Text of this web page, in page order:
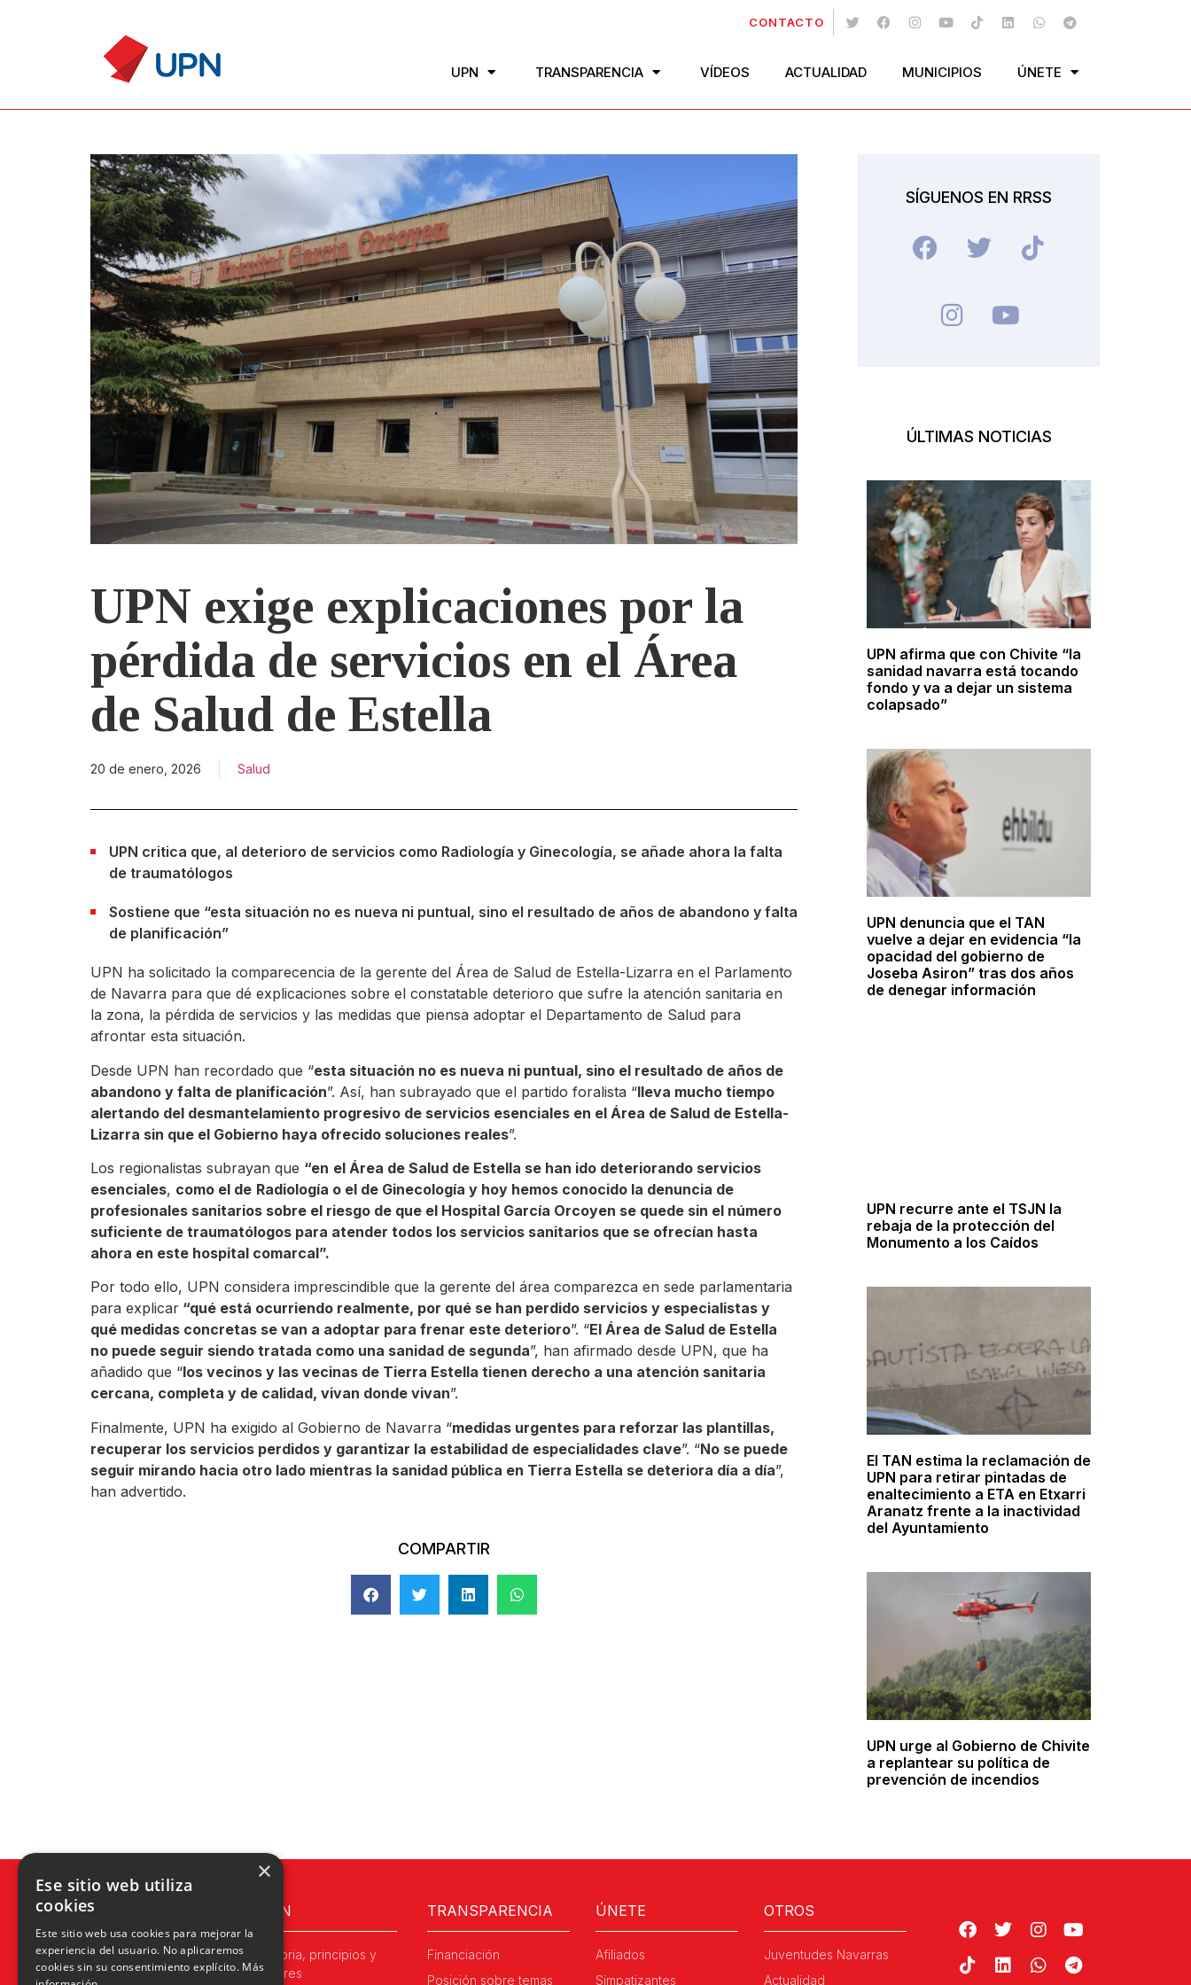
CONTACTO
UPN TRANSPARENCIA VÍDEOS ACTUALIDAD MUNICIPIOS ÚNETE
UPN exige explicaciones por la
pérdida de servicios en el Área
de Salud de Estella
20 de enero, 2026 Salud
UPN critica que, al deterioro de servicios como Radiología y Ginecología, se añade ahora la falta
de traumatólogos
Sostiene que “esta situación no es nueva ni puntual, sino el resultado de años de abandono y falta
de planificación”
UPN ha solicitado la comparecencia de la gerente del Área de Salud de Estella-Lizarra en el Parlamento
de Navarra para que dé explicaciones sobre el constatable deterioro que sufre la atención sanitaria en
la zona, la pérdida de servicios y las medidas que piensa adoptar el Departamento de Salud para
afrontar esta situación.
Desde UPN han recordado que “esta situación no es nueva ni puntual, sino el resultado de años de
abandono y falta de planificación”. Así, han subrayado que el partido foralista “lleva mucho tiempo
alertando del desmantelamiento progresivo de servicios esenciales en el Área de Salud de Estella-
Lizarra sin que el Gobierno haya ofrecido soluciones reales”.
Los regionalistas subrayan que “en el Área de Salud de Estella se han ido deteriorando servicios
esenciales, como el de Radiología o el de Ginecología y hoy hemos conocido la denuncia de
profesionales sanitarios sobre el riesgo de que el Hospital García Orcoyen se quede sin el número
suficiente de traumatólogos para atender todos los servicios sanitarios que se ofrecían hasta
ahora en este hospital comarcal”.
Por todo ello, UPN considera imprescindible que la gerente del área comparezca en sede parlamentaria
para explicar “qué está ocurriendo realmente, por qué se han perdido servicios y especialistas y
qué medidas concretas se van a adoptar para frenar este deterioro”. “El Área de Salud de Estella
no puede seguir siendo tratada como una sanidad de segunda”, han afirmado desde UPN, que ha
añadido que “los vecinos y las vecinas de Tierra Estella tienen derecho a una atención sanitaria
cercana, completa y de calidad, vivan donde vivan”.
Finalmente, UPN ha exigido al Gobierno de Navarra “medidas urgentes para reforzar las plantillas,
recuperar los servicios perdidos y garantizar la estabilidad de especialidades clave”. “No se puede
seguir mirando hacia otro lado mientras la sanidad pública en Tierra Estella se deteriora día a día”,
han advertido.
COMPARTIR
SÍGUENOS EN RRSS
ÚLTIMAS NOTICIAS
UPN afirma que con Chivite “la
sanidad navarra está tocando
fondo y va a dejar un sistema
colapsado”
UPN denuncia que el TAN
vuelve a dejar en evidencia “la
opacidad del gobierno de
Joseba Asiron” tras dos años
de denegar información
UPN recurre ante el TSJN la
rebaja de la protección del
Monumento a los Caídos
El TAN estima la reclamación de
UPN para retirar pintadas de
enaltecimiento a ETA en Etxarri
Aranatz frente a la inactividad
del Ayuntamiento
UPN urge al Gobierno de Chivite
a replantear su política de
prevención de incendios
UPN
Historia, principios y
valores
TRANSPARENCIA
Financiación
Posición sobre temas
ÚNETE
Afiliados
Simpatizantes
OTROS
Juventudes Navarras
Actualidad
×
Ese sitio web utiliza
cookies
Este sitio web usa cookies para mejorar la
experiencia del usuario. No aplicaremos
cookies sin su consentimiento explícito. Más